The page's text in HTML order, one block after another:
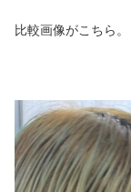
比較画像がこちら。